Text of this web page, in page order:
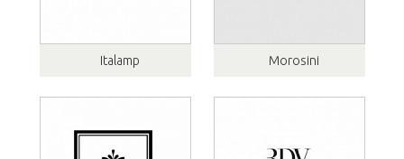
Italamp Morosini